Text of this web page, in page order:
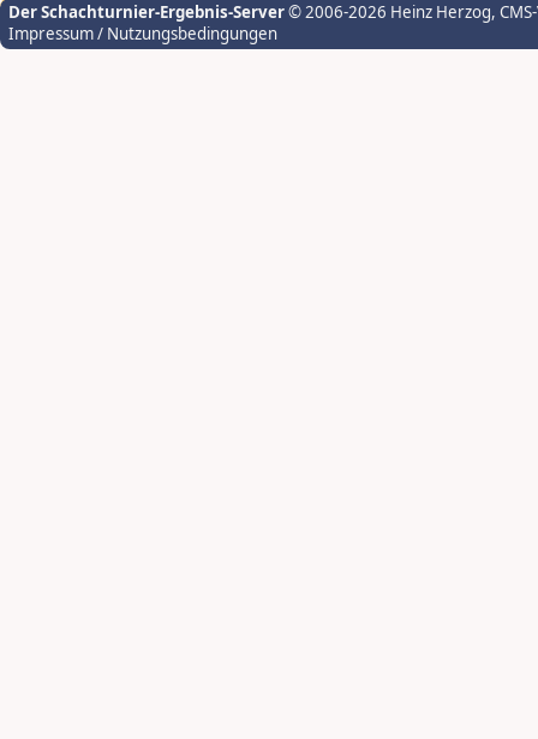
Der Schachturnier-Ergebnis-Server© 2006-2026 Heinz Herzog,
Impressum / Nutzungsbedingungen